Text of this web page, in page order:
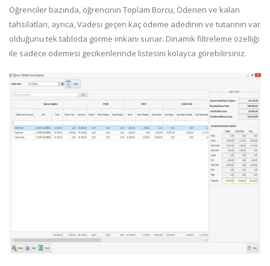
Öğrenciler bazında, öğrencinin Toplam Borcu, Ödenen ve kalan
tahsilatları, ayrıca, Vadesi geçen kaç ödeme adedinin ve tutarının var
olduğunu tek tabloda görme imkanı sunar. Dinamik filtreleme özelliği
ile sadece ödemesi gecikenlerinde listesini kolayca görebilirsiniz.